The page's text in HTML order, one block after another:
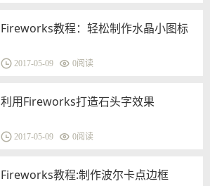
Fireworks教程：轻松制作水晶小图标
2017-05-09 0阅读
利用Fireworks打造石头字效果
2017-05-09 0阅读
Fireworks教程:制作波尔卡点边框